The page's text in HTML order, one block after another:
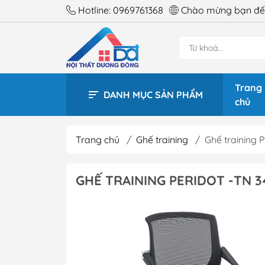
Hotline: 0969761368 Chào mừng bạn
DANH MỤC SẢN PHẨM
Trang
chủ
BÀN
Trang chủ / Ghế training / Ghế training
GHẾ TRAINING PERIDOT -TN